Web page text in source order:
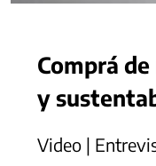
Comprá
y
Video |